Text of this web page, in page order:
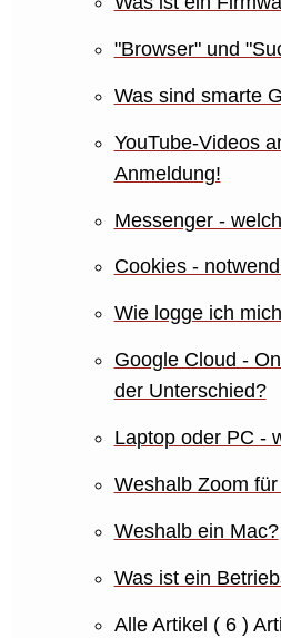
"Browser" und
Was sind smarte
YouTube-Videos
Anmeldung!
Messenger -
Cookies -
Wie logge ich
Google Cloud -
der Unterschied?
Laptop oder PC -
Weshalb Zoom
Weshalb ein Mac?
Was ist ein
Alle Artikel ( 6 )